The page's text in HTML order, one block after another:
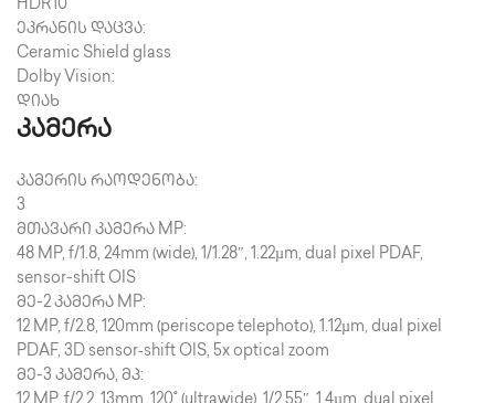
HDR10
ეკრანის დაცვა:
Ceramic Shield glass
Dolby Vision:
დიახ
კამერა
კამერის რაოდენობა:
3
მთავარი კამერა MP:
48 MP, f/1.8, 24mm (wide), 1/1.28″, 1.22µm, dual pixel PDAF,
sensor-shift OIS
მე-2 კამერა MP:
12 MP, f/2.8, 120mm (periscope telephoto), 1.12µm, dual pixel
PDAF, 3D sensor‑shift OIS, 5x optical zoom
მე-3 კამერა, მპ: